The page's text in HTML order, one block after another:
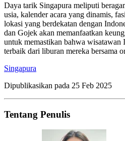
Daya tarik Singapura meliputi
usia, kalender acara yang dinamis,
lokasi yang berdekatan dengan
dan Gojek akan memanfaatkan
untuk memastikan bahwa wisatawan
terbaik dari liburan mereka bersama
Singapura
Dipublikasikan pada 25 Feb 2025
Tentang Penulis